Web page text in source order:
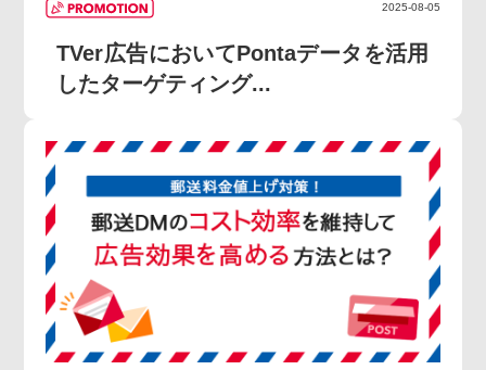
2025-08-05
TVer広告においてPontaデータを活用
したターゲティング...